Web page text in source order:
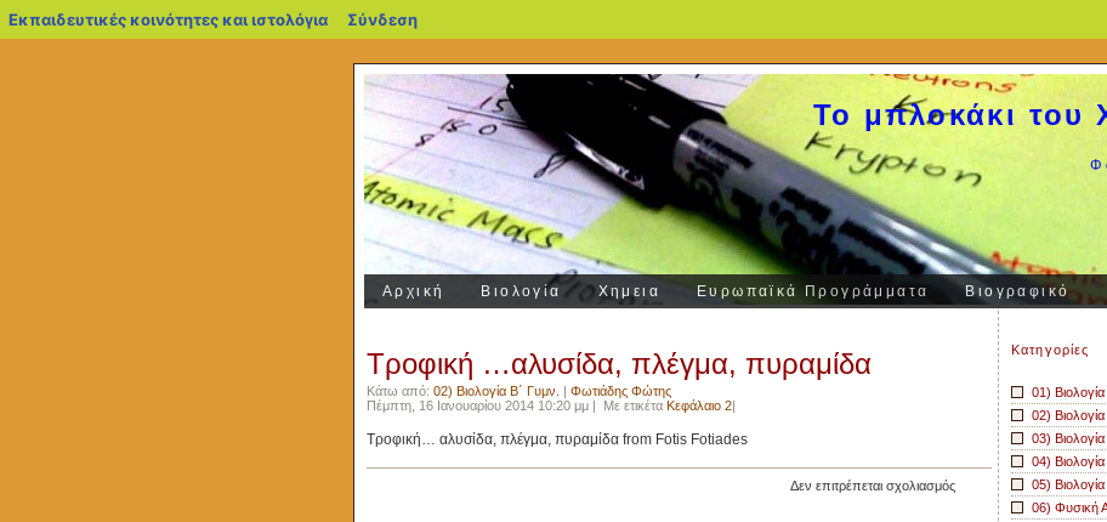
Εκπαιδευτικές κοινότητες και ιστολόγια blogs.sch.gr
Σύνδεση
Το μπλοκάκι του
Αρχική Βιολογία Χημεια Ευρωπαϊκά Προγράμματα Βιογραφικό
Τροφική …αλυσίδα, πλέγμα, πυραμίδα
Κάτω από: 02) Βιολογία Β΄ Γυμν. | Φωτιάδης Φώτης
Πέμπτη, 16 Ιανουαρίου 2014 10:20 μμ | Με ετικέτα Κεφάλαιο 2|
Τροφική… αλυσίδα, πλέγμα, πυραμίδα from Fotis Fotiades
Δεν επιτρέπεται σχολιασμόςστο
Τροφική
Kατηγορίες
01) Βιολογία
02)
03) Βιολογία
04)
05)
06) Φυσική